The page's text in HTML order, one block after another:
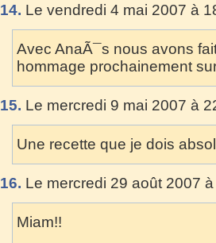
14. Le vendredi 4 mai 2007 à
Avec AnaÃ¯s nous avons
hommage prochainement
15. Le mercredi 9 mai 2007 à
Une recette que je dois
16. Le mercredi 29 août 2007
Miam!!